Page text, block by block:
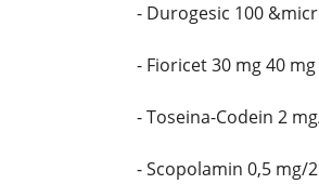
- Durogesic 100
- Fioricet 30 mg 40
- Toseina-Codein 2
- Scopolamin 0,5 mg/